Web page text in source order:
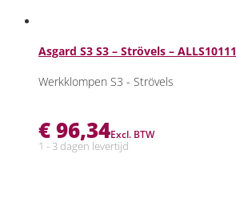
Asgard S3 S3 – Strövels – ALLS10111
Werkklompen S3 - Strövels
€96,34Excl. BTW
1 - 3 dagen levertijd